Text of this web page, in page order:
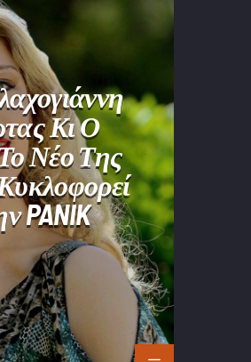
Κι Ο
Νέο Της
PANIK